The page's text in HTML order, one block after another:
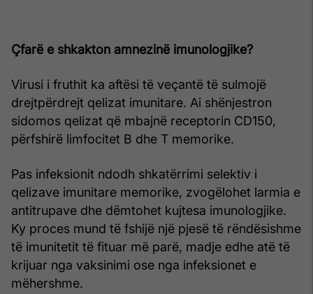
Çfarë e shkakton amnezinë imunologjike?
Virusi i fruthit ka aftësi të veçantë të sulmojë
drejtpërdrejt qelizat imunitare. Ai shënjestron
sidomos qelizat që mbajnë receptorin CD150,
përfshirë limfocitet B dhe T memorike.
Pas infeksionit ndodh shkatërrimi selektiv i
qelizave imunitare memorike, zvogëlohet larmia e
antitrupave dhe dëmtohet kujtesa imunologjike.
Ky proces mund të fshijë një pjesë të rëndësishme
të imunitetit të fituar më parë, madje edhe atë të
krijuar nga vaksinimi ose nga infeksionet e
mëhershme.